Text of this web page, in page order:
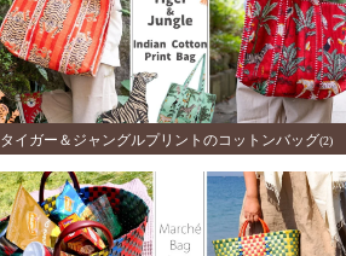
タイガー＆ジャングルプリントのコットンバッグ(2)